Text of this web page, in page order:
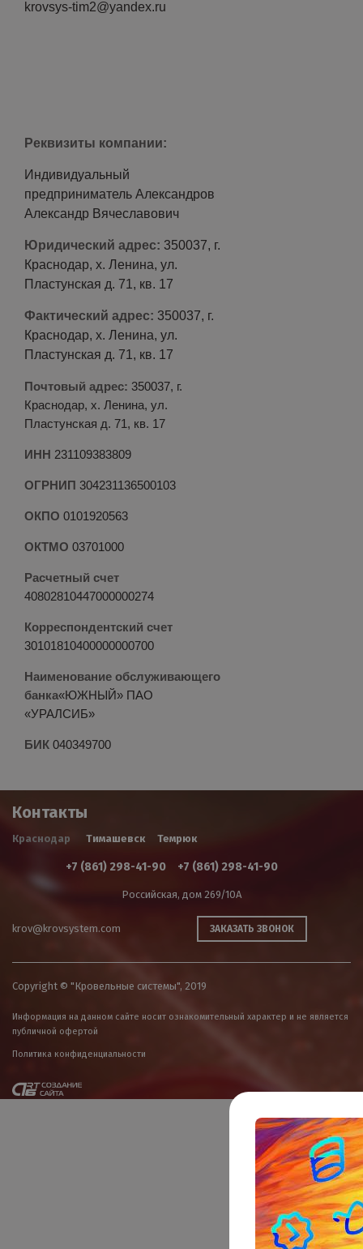
krovsys-tim2@yandex.ru
Реквизиты компании:
Индивидуальный
предприниматель Александров
Александр Вячеславович
Юридический адрес: 350037, г.
Краснодар, х. Ленина, ул.
Пластунская д. 71, кв. 17
Фактический адрес: 350037, г.
Краснодар, х. Ленина, ул.
Пластунская д. 71, кв. 17
Почтовый адрес: 350037, г.
Краснодар, х. Ленина, ул.
Пластунская д. 71, кв. 17
ИНН 231109383809
ОГРНИП 304231136500103
ОКПО 0101920563
ОКТМО 03701000
Расчетный счет
40802810447000000274
Корреспондентский счет
30101810400000000700
Наименование обслуживающего
банка«ЮЖНЫЙ» ПАО
«УРАЛСИБ»
БИК 040349700
Контакты
Краснодар Тимашевск Темрюк
+7 (861) 298-41-90 +7 (861) 298-41-90
Российская, дом 269/10А
krov@krovsystem.com ЗАКАЗАТЬ ЗВОНОК
Copyright © "Кровельные системы", 2019
Информация на данном сайте носит ознакомительный характер и не является
публичной офертой
Политика конфиденциальности